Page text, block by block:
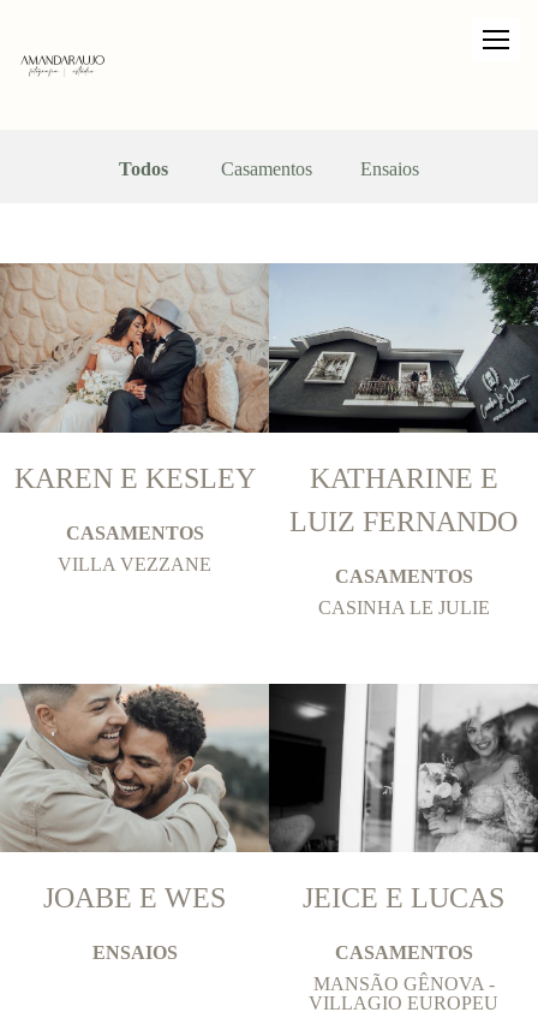
Todos Casamentos Ensaios
KAREN E KESLEY
CASAMENTOS
VILLA VEZZANE
KATHARINE E
LUIZ FERNANDO
CASAMENTOS
CASINHA LE JULIE
JOABE E WES
ENSAIOS
JEICE E LUCAS
CASAMENTOS
MANSÃO GÊNOVA -
VILLAGIO EUROPEU